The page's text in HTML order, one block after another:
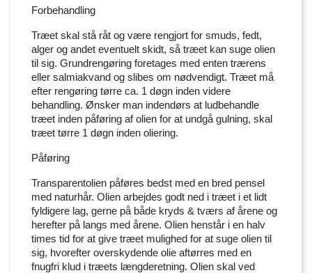
Forbehandling
Træet skal stå råt og være rengjort for smuds, fedt,
alger og andet eventuelt skidt, så træet kan suge olien
til sig. Grundrengøring foretages med enten trærens
eller salmiakvand og slibes om nødvendigt. Træet må
efter rengøring tørre ca. 1 døgn inden videre
behandling. Ønsker man indendørs at ludbehandle
træet inden påføring af olien for at undgå gulning, skal
træet tørre 1 døgn inden oliering.
Påføring
Transparentolien påføres bedst med en bred pensel
med naturhår. Olien arbejdes godt ned i træet i et lidt
fyldigere lag, gerne på både kryds & tværs af årene og
herefter på langs med årene. Olien henstår i en halv
times tid for at give træet mulighed for at suge olien til
sig, hvorefter overskydende olie aftørres med en
fnugfri klud i træets længderetning. Olien skal ved